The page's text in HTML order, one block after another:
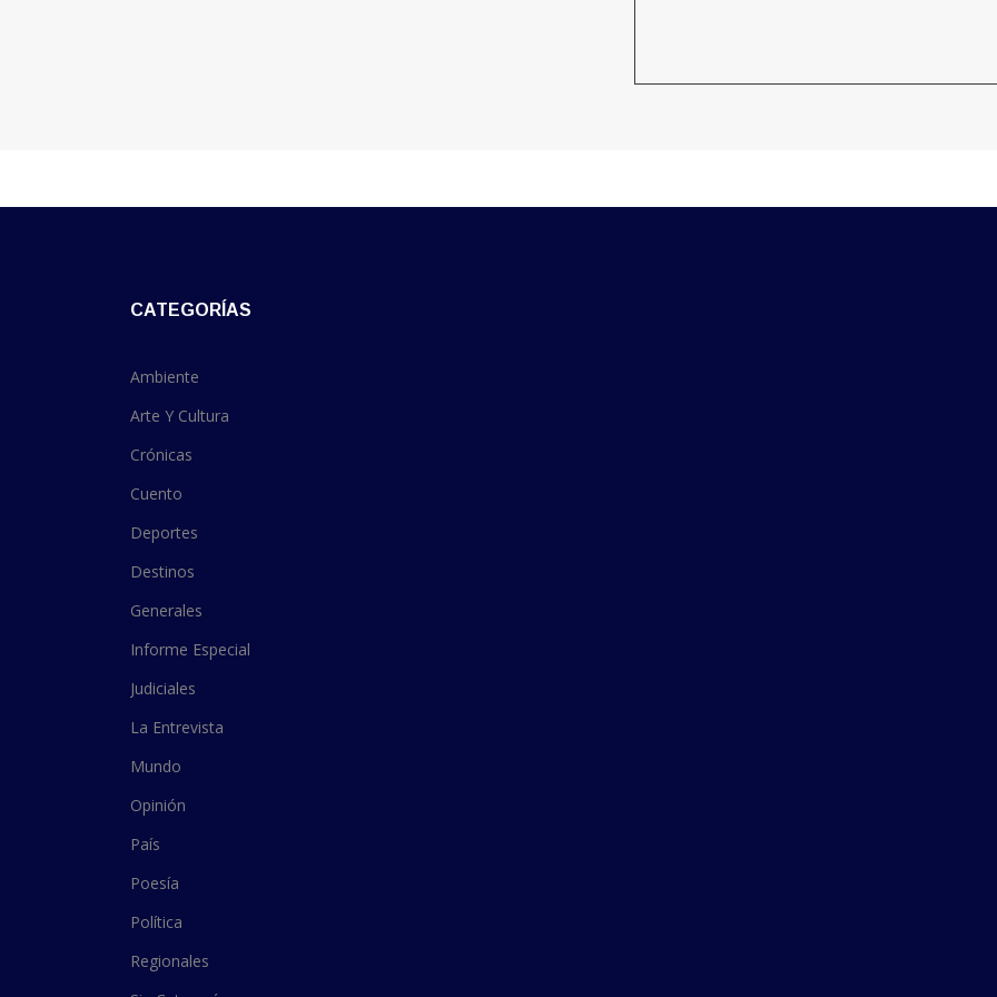
CATEGORÍAS
Ambiente
Arte Y Cultura
Crónicas
Cuento
Deportes
Destinos
Generales
Informe Especial
Judiciales
La Entrevista
Mundo
Opinión
País
Poesía
Política
Regionales